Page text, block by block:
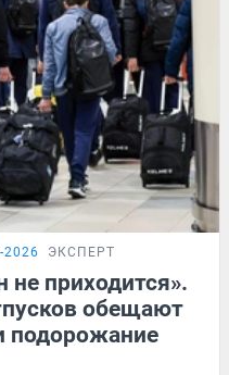
ЭКСПЕРТ
приходится».
обещают
подорожание